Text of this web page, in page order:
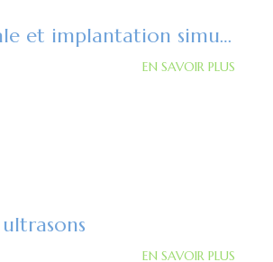
Comblement de sinus par voie latérale et implantation simultanée
EN SAVOIR PLUS
EN SAVOIR PLUS